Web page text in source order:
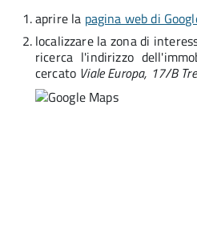
aprire la pagina web di
localizzare la zona di
ricerca l'indirizzo
cercato Viale Europa, 17/B